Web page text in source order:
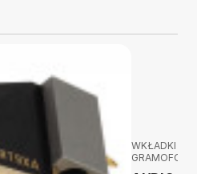
WKŁADKI